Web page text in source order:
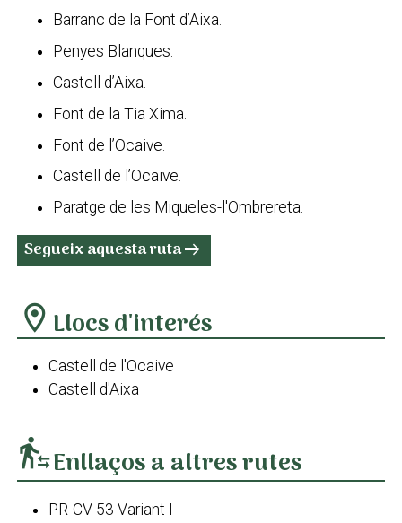
Barranc de la Font d’Aixa.
Penyes Blanques.
Castell d’Aixa.
Font de la Tia Xima.
Font de l’Ocaive.
Castell de l’Ocaive.
Paratge de les Miqueles-l'Ombrereta.
Segueix aquesta rutaarrow_right_alt
location_on Llocs d'interés
Castell de l'Ocaive
Castell d'Aixa
transfer_within_a_stationEnllaços a altres rutes
PR-CV 53 Variant I